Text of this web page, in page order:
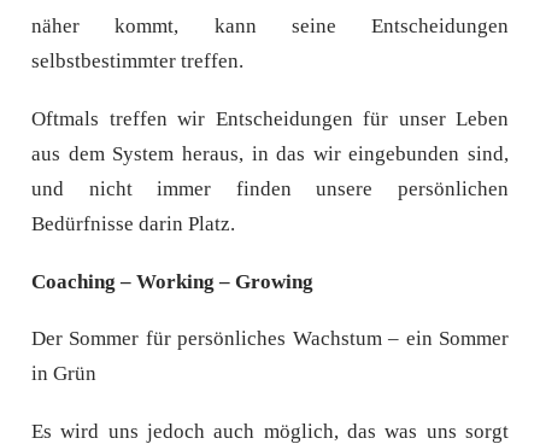
näher kommt, kann seine Entscheidungen
selbstbestimmter treffen.
Oftmals treffen wir Entscheidungen für unser Leben
aus dem System heraus, in das wir eingebunden sind,
und nicht immer finden unsere persönlichen
Bedürfnisse darin Platz.
Coaching – Working – Growing
Der Sommer für persönliches Wachstum – ein Sommer
in Grün
Es wird uns jedoch auch möglich, das was uns sorgt